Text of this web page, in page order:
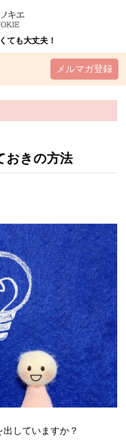
ても大丈夫！
メルマガ登録
おきの方法
していますか？